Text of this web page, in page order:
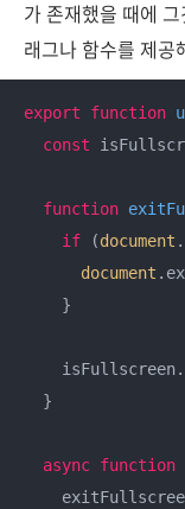
가 존재했을 때에
래그나 함수를 제공
export function
const
function
if (document
document
    }
  }
async function